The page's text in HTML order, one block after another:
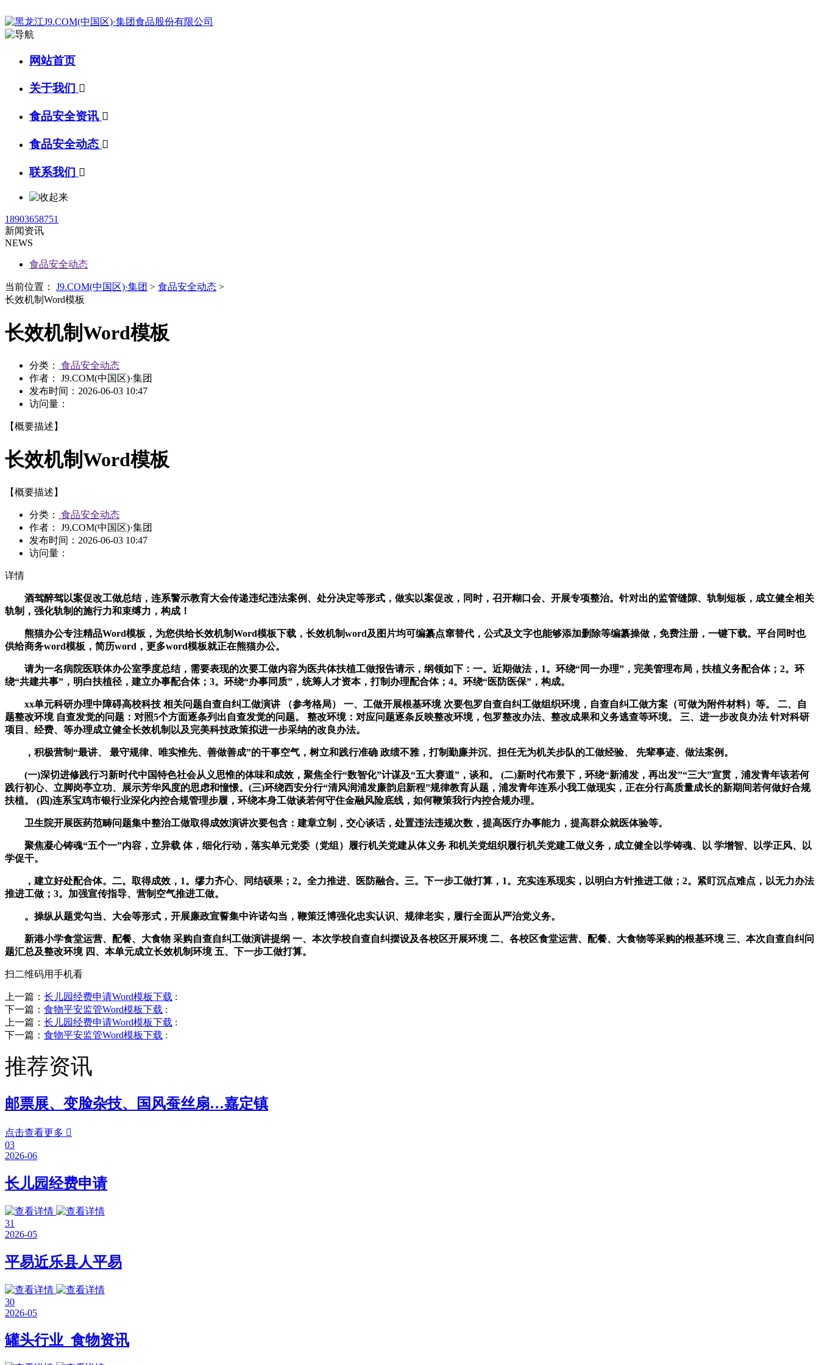
网站首页
关于我们 
食品安全资讯 
食品安全动态 
联系我们 
18903658751
新闻资讯
NEWS
食品安全动态
当前位置： J9.COM(中国区)·集团 > 食品安全动态 >
长效机制Word模板
长效机制Word模板
分类：
食品安全动态
作者： J9.COM(中国区)·集团
发布时间： 2026-06-03 10:47
访问量：
【概要描述】
长效机制Word模板
【概要描述】
分类：
食品安全动态
作者： J9.COM(中国区)·集团
发布时间： 2026-06-03 10:47
访问量：
详情
酒驾醉驾以案促改工做总结，连系警示教育大会传递违纪违法案例、处分决定等形式，做实以案促改，同时，召开糊口会、开展专项整治。针对出的监管缝隙、轨制短板，成立健全相关
轨制，强化轨制的施行力和束缚力，构成！
熊猫办公专注精品Word模板，为您供给长效机制Word模板下载，长效机制word及图片均可编纂点窜替代，公式及文字也能够添加删除等编纂操做，免费注册，一键下载。平台同时也
供给商务word模板，简历word，更多word模板就正在熊猫办公。
请为一名病院医联体办公室季度总结，需要表现的次要工做内容为医共体扶植工做报告请示，纲领如下：一。近期做法，1。环绕“同一办理”，完美管理布局，扶植义务配合体；2。环
绕“共建共事”，明白扶植径，建立办事配合体；3。环绕“办事同质”，统筹人才资本，打制办理配合体；4。环绕“医防医保”，构成。
xx单元科研办理中障碍高校科技 相关问题自查自纠工做演讲 （参考格局） 一、工做开展根基环境 次要包罗自查自纠工做组织环境，自查自纠工做方案（可做为附件材料）等。 二、自
题整改环境 自查发觉的问题：对照5个方面逐条列出自查发觉的问题。 整改环境：对应问题逐条反映整改环境，包罗整改办法、整改成果和义务逃查等环境。 三、进一步改良办法 针对科研
项目、经费、等办理成立健全长效机制以及完美科技政策拟进一步采纳的改良办法。
，积极营制“最讲、 最守规律、唯实惟先、善做善成”的干事空气，树立和践行准确 政绩不雅，打制勤廉并沉、担任无为机关步队的工做经验、 先辈事迹、做法案例。
(一)深切进修践行习新时代中国特色社会从义思惟的体味和成效，聚焦全行“数智化”计谋及“五大赛道”，谈和。 (二)新时代布景下，环绕“新浦发，再出发”“三大”宣贯，浦发青年该若何
践行初心、立脚岗亭立功、展示芳华风度的思虑和憧憬。(三)环绕西安分行“清风润浦发廉韵启新程”规律教育从题，浦发青年连系小我工做现实，正在分行高质量成长的新期间若何做好合规
扶植。 (四)连系宝鸡市银行业深化内控合规管理步履，环绕本身工做谈若何守住金融风险底线，如何鞭策我行内控合规办理。
卫生院开展医药范畴问题集中整治工做取得成效演讲次要包含：建章立制，交心谈话，处置违法违规次数，提高医疗办事能力，提高群众就医体验等。
聚焦凝心铸魂“五个一”内容，立异载 体，细化行动，落实单元党委（党组）履行机关党建从体义务 和机关党组织履行机关党建工做义务，成立健全以学铸魂、以 学增智、以学正风、以
学促干。
，建立好处配合体。二。取得成效，1。缪力齐心、同结硕果；2。全力推进、医防融合。三。下一步工做打算，1。充实连系现实，以明白方针推进工做；2。紧盯沉点难点，以无力办法
推进工做；3。加强宣传指导、营制空气推进工做。
。操纵从题党勾当、大会等形式，开展廉政宣誓集中许诺勾当，鞭策泛博强化忠实认识、规律老实，履行全面从严治党义务。
新港小学食堂运营、配餐、大食物 采购自查自纠工做演讲提纲 一、本次学校自查自纠摆设及各校区开展环境 二、各校区食堂运营、配餐、大食物等采购的根基环境 三、本次自查自纠问
题汇总及整改环境 四、本单元成立长效机制环境 五、下一步工做打算。
扫二维码用手机看
上一篇： 长儿园经费申请Word模板下载 :
下一篇： 食物平安监管Word模板下载 :
上一篇： 长儿园经费申请Word模板下载 :
下一篇： 食物平安监管Word模板下载 :
推荐资讯
邮票展、变脸杂技、国风蚕丝扇…嘉定镇
点击查看更多 
03
2026-06
长儿园经费申请
31
2026-05
平易近乐县人平易
30
2026-05
罐头行业_食物资讯